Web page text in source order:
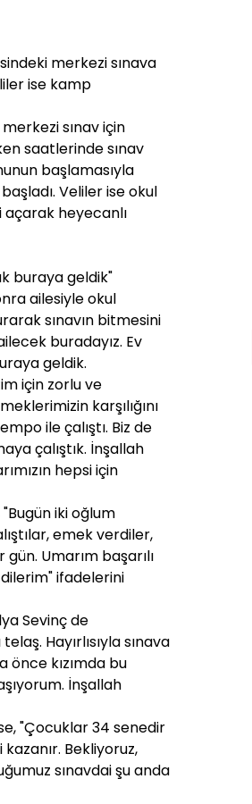
merkezi sınava
ise kamp
sınav için
saatlerinde sınav
başlamasıyla
Veliler ise okul
heyecanlı
buraya geldik"
ailesiyle okul
sınavın bitmesini
buradayız. Ev
geldik.
için zorlu ve
karşılığını
ile çalıştı. Biz de
çalıştık. İnşallah
hepsi için
iki oğlum
emek verdiler,
Umarım başarılı
dilerim" ifadelerini
Sevinç de
Hayırlısıyla sınava
önce kızımda bu
İnşallah
"Çocuklar 34 senedir
Bekliyoruz,
sınavdai şu anda